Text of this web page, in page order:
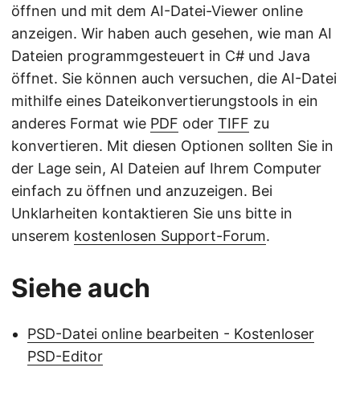
öffnen und mit dem AI-Datei-Viewer online
anzeigen. Wir haben auch gesehen, wie man AI
Dateien programmgesteuert in C# und Java
öffnet. Sie können auch versuchen, die AI-Datei
mithilfe eines Dateikonvertierungstools in ein
anderes Format wie PDF oder TIFF zu
konvertieren. Mit diesen Optionen sollten Sie in
der Lage sein, AI Dateien auf Ihrem Computer
einfach zu öffnen und anzuzeigen. Bei
Unklarheiten kontaktieren Sie uns bitte in
unserem kostenlosen Support-Forum.
Siehe auch
PSD-Datei online bearbeiten - Kostenloser
PSD-Editor